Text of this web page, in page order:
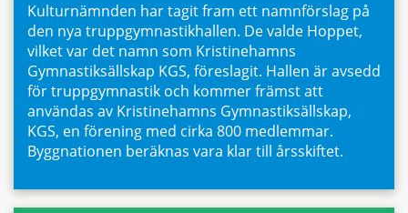
Kulturnämnden har tagit fram ett namnförslag på
den nya truppgymnastikhallen. De valde Hoppet,
vilket var det namn som Kristinehamns
Gymnastiksällskap KGS, föreslagit. Hallen är avsedd
för truppgymnastik och kommer främst att
användas av Kristinehamns Gymnastiksällskap,
KGS, en förening med cirka 800 medlemmar.
Byggnationen beräknas vara klar till årsskiftet.